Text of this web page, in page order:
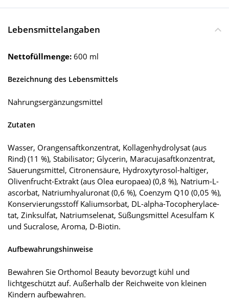
Lebensmittelangaben
Nettofüllmenge: 600 ml
Bezeichnung des Lebensmittels
Nahrungsergänzungsmittel
Zutaten
Wasser, Orangensaftkonzentrat, Kollagenhydrolysat (aus
Rind) (11 %), Stabilisator; Glycerin, Maracujasaftkonzentrat,
Säuerungsmittel, Citronensäure, Hydroxytyrosol-haltiger,
Olivenfrucht-Extrakt (aus Olea europaea) (0,8 %), Natrium-L-
ascorbat, Natriumhyaluronat (0,6 %), Coenzym Q10 (0,05 %),
Konservierungsstoff Kaliumsorbat, DL-alpha-Tocopherylace-
tat, Zinksulfat, Natriumselenat, Süßungsmittel Acesulfam K
und Sucralose, Aroma, D-Biotin.
Aufbewahrungshinweise
Bewahren Sie Orthomol Beauty bevorzugt kühl und
lichtgeschützt auf. Außerhalb der Reichweite von kleinen
Kindern aufbewahren.